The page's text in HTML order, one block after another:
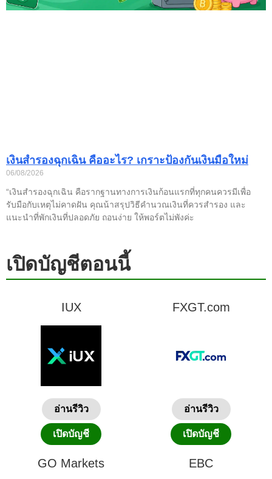
เงินสำรองฉุกเฉิน คืออะไร? เกราะป้องกันเงินมือใหม่
06/08/2026
“เงินสำรองฉุกเฉิน คือรากฐานทางการเงินก้อนแรกที่ทุกคนควรมีเพื่อ
รับมือกับเหตุไม่คาดฝัน คุณน้าสรุปวิธีคำนวณเงินที่ควรสำรอง และ
แนะนำที่พักเงินที่ปลอดภัย ถอนง่าย ให้พอร์ตไม่พังค่ะ
เปิดบัญชีตอนนี้
IUX
อ่านรีวิว
เปิดบัญชี
FXGT.com
อ่านรีวิว
เปิดบัญชี
GO Markets EBC